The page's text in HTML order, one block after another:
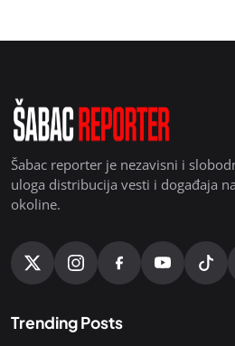
Šabac reporter je nezavisni i
uloga distribucija vesti i događaja
okoline.
Trending Posts